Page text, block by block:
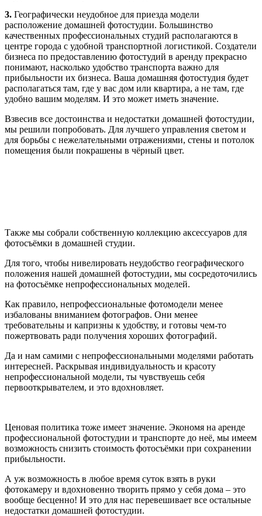
3. Географически неудобное для приезда модели
расположение домашней фотостудии. Большинство
качественных профессиональных студий располагаются в
центре города с удобной транспортной логистикой. Создатели
бизнеса по предоставлению фотостудий в аренду прекрасно
понимают, насколько удобство транспорта важно для
прибыльности их бизнеса. Ваша домашняя фотостудия будет
располагаться там, где у вас дом или квартира, а не там, где
удобно вашим моделям. И это может иметь значение.
Взвесив все достоинства и недостатки домашней фотостудии,
мы решили попробовать. Для лучшего управления светом и
для борьбы с нежелательными отражениями, стены и потолок
помещения были покрашены в чёрный цвет.
Также мы собрали собственную коллекцию аксессуаров для
фотосъёмки в домашней студии.
Для того, чтобы нивелировать неудобство географического
положения нашей домашней фотостудии, мы сосредоточились
на фотосъёмке непрофессиональных моделей.
Как правило, непрофессиональные фотомодели менее
избалованы вниманием фотографов. Они менее
требовательны и капризны к удобству, и готовы чем-то
пожертвовать ради получения хороших фотографий.
Да и нам самими с непрофессиональными моделями работать
интересней. Раскрывая индивидуальность и красоту
непрофессиональной модели, ты чувствуешь себя
первооткрывателем, и это вдохновляет.
Ценовая политика тоже имеет значение. Экономя на аренде
профессиональной фотостудии и транспорте до неё, мы имеем
возможность снизить стоимость фотосъёмки при сохранении
прибыльности.
А уж возможность в любое время суток взять в руки
фотокамеру и вдохновенно творить прямо у себя дома – это
вообще бесценно! И это для нас перевешивает все остальные
недостатки домашней фотостудии.